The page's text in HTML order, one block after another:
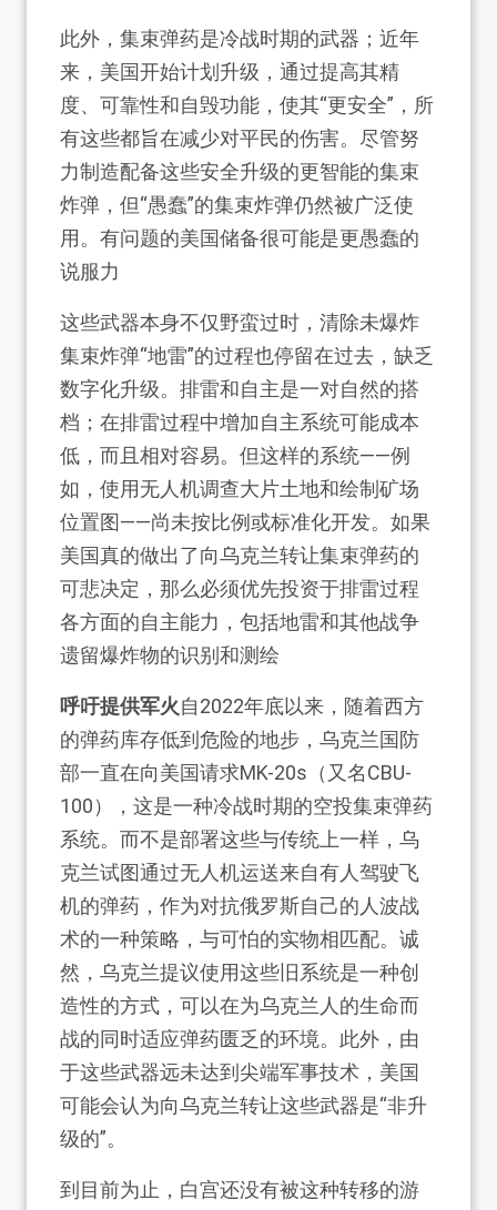
此外，集束弹药是冷战时期的武器；近年
来，美国开始计划升级，通过提高其精
度、可靠性和自毁功能，使其“更安全”，所
有这些都旨在减少对平民的伤害。尽管努
力制造配备这些安全升级的更智能的集束
炸弹，但“愚蠢”的集束炸弹仍然被广泛使
用。有问题的美国储备很可能是更愚蠢的
说服力
这些武器本身不仅野蛮过时，清除未爆炸
集束炸弹“地雷”的过程也停留在过去，缺乏
数字化升级。排雷和自主是一对自然的搭
档；在排雷过程中增加自主系统可能成本
低，而且相对容易。但这样的系统——例
如，使用无人机调查大片土地和绘制矿场
位置图——尚未按比例或标准化开发。如果
美国真的做出了向乌克兰转让集束弹药的
可悲决定，那么必须优先投资于排雷过程
各方面的自主能力，包括地雷和其他战争
遗留爆炸物的识别和测绘
呼吁提供军火自2022年底以来，随着西方
的弹药库存低到危险的地步，乌克兰国防
部一直在向美国请求MK-20s（又名CBU-
100），这是一种冷战时期的空投集束弹药
系统。而不是部署这些与传统上一样，乌
克兰试图通过无人机运送来自有人驾驶飞
机的弹药，作为对抗俄罗斯自己的人波战
术的一种策略，与可怕的实物相匹配。诚
然，乌克兰提议使用这些旧系统是一种创
造性的方式，可以在为乌克兰人的生命而
战的同时适应弹药匮乏的环境。此外，由
于这些武器远未达到尖端军事技术，美国
可能会认为向乌克兰转让这些武器是“非升
级的”。
到目前为止，白宫还没有被这种转移的游